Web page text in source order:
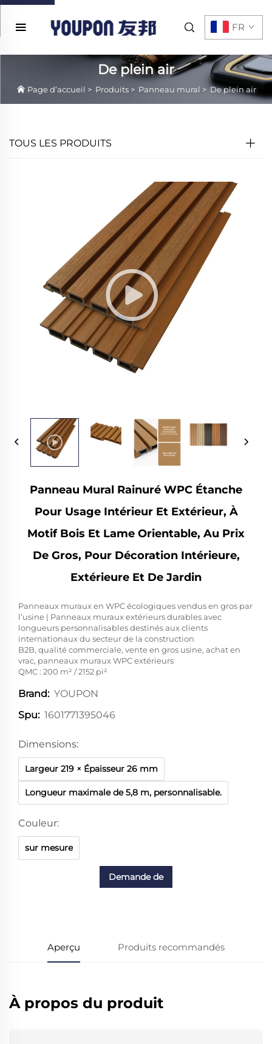
FR
De plein air
Page d’accueil > Produits> Panneau mural > De plein air
TOUS LES PRODUITS
Panneau Mural Rainuré WPC Étanche
Pour Usage Intérieur Et Extérieur, À
Motif Bois Et Lame Orientable, Au Prix
De Gros, Pour Décoration Intérieure,
Extérieure Et De Jardin
Panneaux muraux en WPC écologiques vendus en gros par
l’usine | Panneaux muraux extérieurs durables avec
longueurs personnalisables destinés aux clients
internationaux du secteur de la construction
B2B, qualité commerciale, vente en gros usine, achat en
vrac, panneaux muraux WPC extérieurs
QMC : 200 m² / 2152 pi²
Brand: YOUPON
Spu: 1601771395046
Dimensions:
Largeur 219 × Épaisseur 26 mm
Longueur maximale de 5,8 m, personnalisable.
Couleur:
sur mesure
Demande de
Aperçu Produits recommandés
À propos du produit